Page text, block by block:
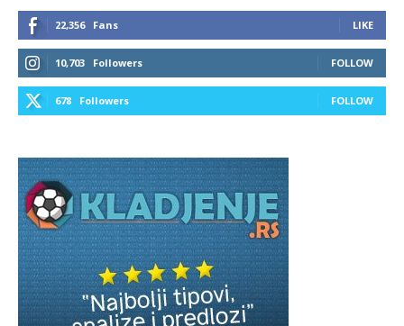
22,356 Fans LIKE
10,703 Followers FOLLOW
678 Followers FOLLOW